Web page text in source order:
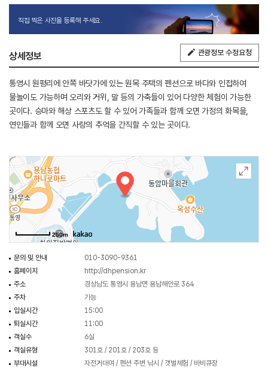
직접 찍은 사진을 등록해 주세요.
상세정보 관광정보 수정요청
통영시 원평리에 안쪽 바닷가에 있는 원목 주택의 펜션으로 바다와 인접하여
물놀이도 가능하며 오리와 거위, 말 등의 가축들이 있어 다양한 체험이 가능한
곳이다. 승마와 해상 스포츠도 할 수 있어 가족들과 함께 오면 가정의 화목을,
연인들과 함께 오면 사랑의 추억을 간직할 수 있는 곳이다.
250m
문의 및 안내
010-3090-9361
홈페이지
http://dhpension.kr
주소
경상남도 통영시 용남면 용남해안로 364
주차
가능
입실시간
15:00
퇴실시간
11:00
객실수
6실
객실유형
301호 / 201호 / 203호 등
부대시설
자전거대여 / 펜션 주변 낚시 / 갯벌체험 / 바비큐장